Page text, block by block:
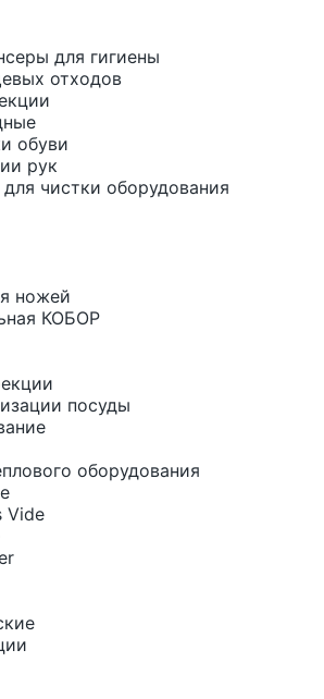
для гигиены
отходов
обуви
рук
чистки оборудования
ножей
КОБОР
посуды
оборудования
Vide